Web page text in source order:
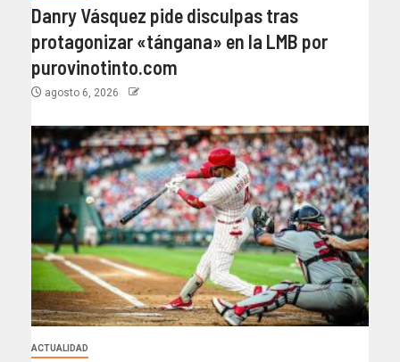
Danry Vásquez pide disculpas tras
protagonizar «tángana» en la LMB por
purovinotinto.com
agosto 6, 2026
ACTUALIDAD